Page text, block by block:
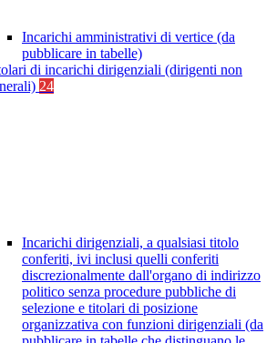
Incarichi amministrativi di vertice (da
pubblicare in tabelle)
di incarichi dirigenziali (dirigenti non
24
Incarichi dirigenziali, a qualsiasi titolo
conferiti, ivi inclusi quelli conferiti
discrezionalmente dall'organo di indirizzo
politico senza procedure pubbliche di
selezione e titolari di posizione
organizzativa con funzioni dirigenziali (da